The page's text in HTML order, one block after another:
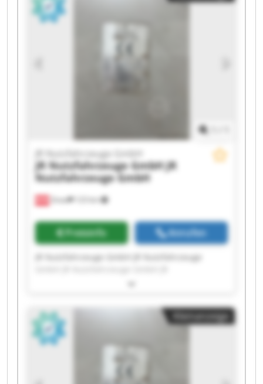
Gnas 123 km
JR Nutzfahrzeuge GmbH
JR Nutzfahrzeuge GmbHJR
Nutzfahrzeuge GmbH
Preisinfo Anrufen
JR Nutzfahrzeuge GmbH JR Nutzfahrzeuge
Nutzfahrzeuge GmbH JR Nutzfahrzeuge GmbH
GmbH JR Nutzfahrzeuge GmbH JR
Nutzfahrzeuge GmbH JR Nutzfahrzeuge GmbH
JR Nutzfahrzeuge GmbH JR Nutzfahrzeuge
GmbH JR Nutzfahrzeuge GmbH JR
Nutzfahrzeuge GmbH JR Nutzfahrzeuge GmbH
JR Nutzfahrzeuge GmbH JR Nutzfahrzeuge
GmbH JR Nutzfahrzeuge GmbH JR
Kleinanzeige